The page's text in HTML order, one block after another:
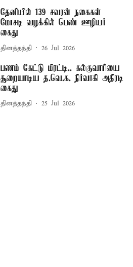
தேனியில் 139 சவரன் நகைகள்
மோசடி வழக்கில் பெண் ஊழியர்
கைது
தினத்தந்தி 26 Jul 2026
பணம் கேட்டு மிரட்டி.. கல்குவாரியை
சூறையாடிய த.வெ.க. நிர்வாகி அதிரடி
கைது
தினத்தந்தி 25 Jul 2026